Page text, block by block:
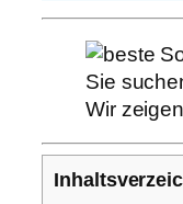
Sie
Wir